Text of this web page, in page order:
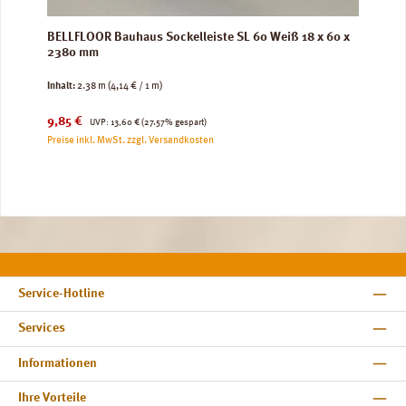
BELLFLOOR Bauhaus Sockelleiste SL 60 Weiß 18 x 60 x
2380 mm
Inhalt:2.38 m (4,14 € / 1 m)
Verkaufspreis:
9,85 € UVP:
Regulärer Preis:
13,60 € (27.57% gespart)
Preise inkl. MwSt. zzgl. Versandkosten
Service-Hotline
Services
Informationen
Ihre Vorteile